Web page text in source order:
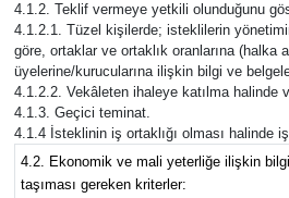
4.1.2. Teklif vermeye yetkili olunduğunu
4.1.2.1. Tüzel kişilerde; isteklilerin
göre, ortaklar ve ortaklık oranlarına (halka
üyelerine/kurucularına ilişkin bilgi ve
4.1.2.2. Vekâleten ihaleye katılma halinde
4.1.3. Geçici teminat.
4.1.4 İsteklinin iş ortaklığı olması halinde
4.2. Ekonomik ve mali yeterliğe ilişkin
taşıması gereken kriterler: